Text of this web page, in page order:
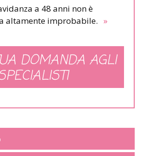
a 48 anni non è
altamente improbabile. »
DOMANDA AGLI